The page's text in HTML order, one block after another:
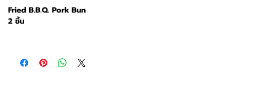
Fried B.B.Q. Pork Bun
2 ชิ้น